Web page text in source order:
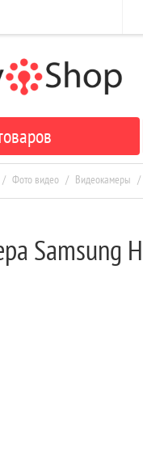
/ Фото видео / Видеокамеры /
Samsung